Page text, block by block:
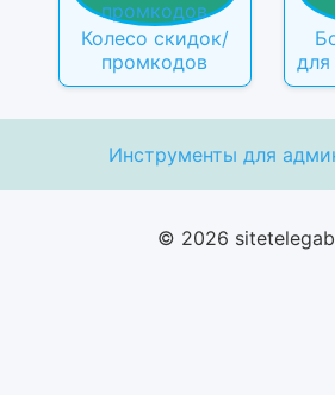
Колесо скидок/
промкодов
для
Инструменты для
© 2026